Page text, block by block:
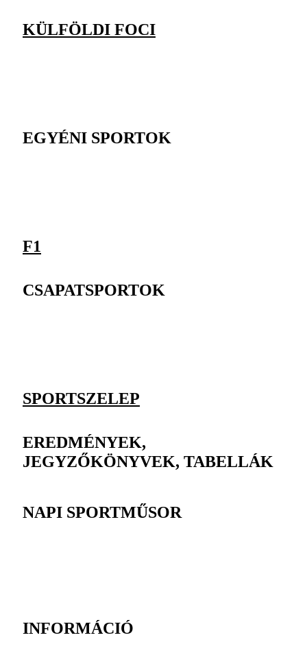
KÜLFÖLDI FOCI
EGYÉNI SPORTOK
F1
CSAPATSPORTOK
SPORTSZELEP
EREDMÉNYEK,
JEGYZŐKÖNYVEK, TABELLÁK
NAPI SPORTMŰSOR
INFORMÁCIÓ